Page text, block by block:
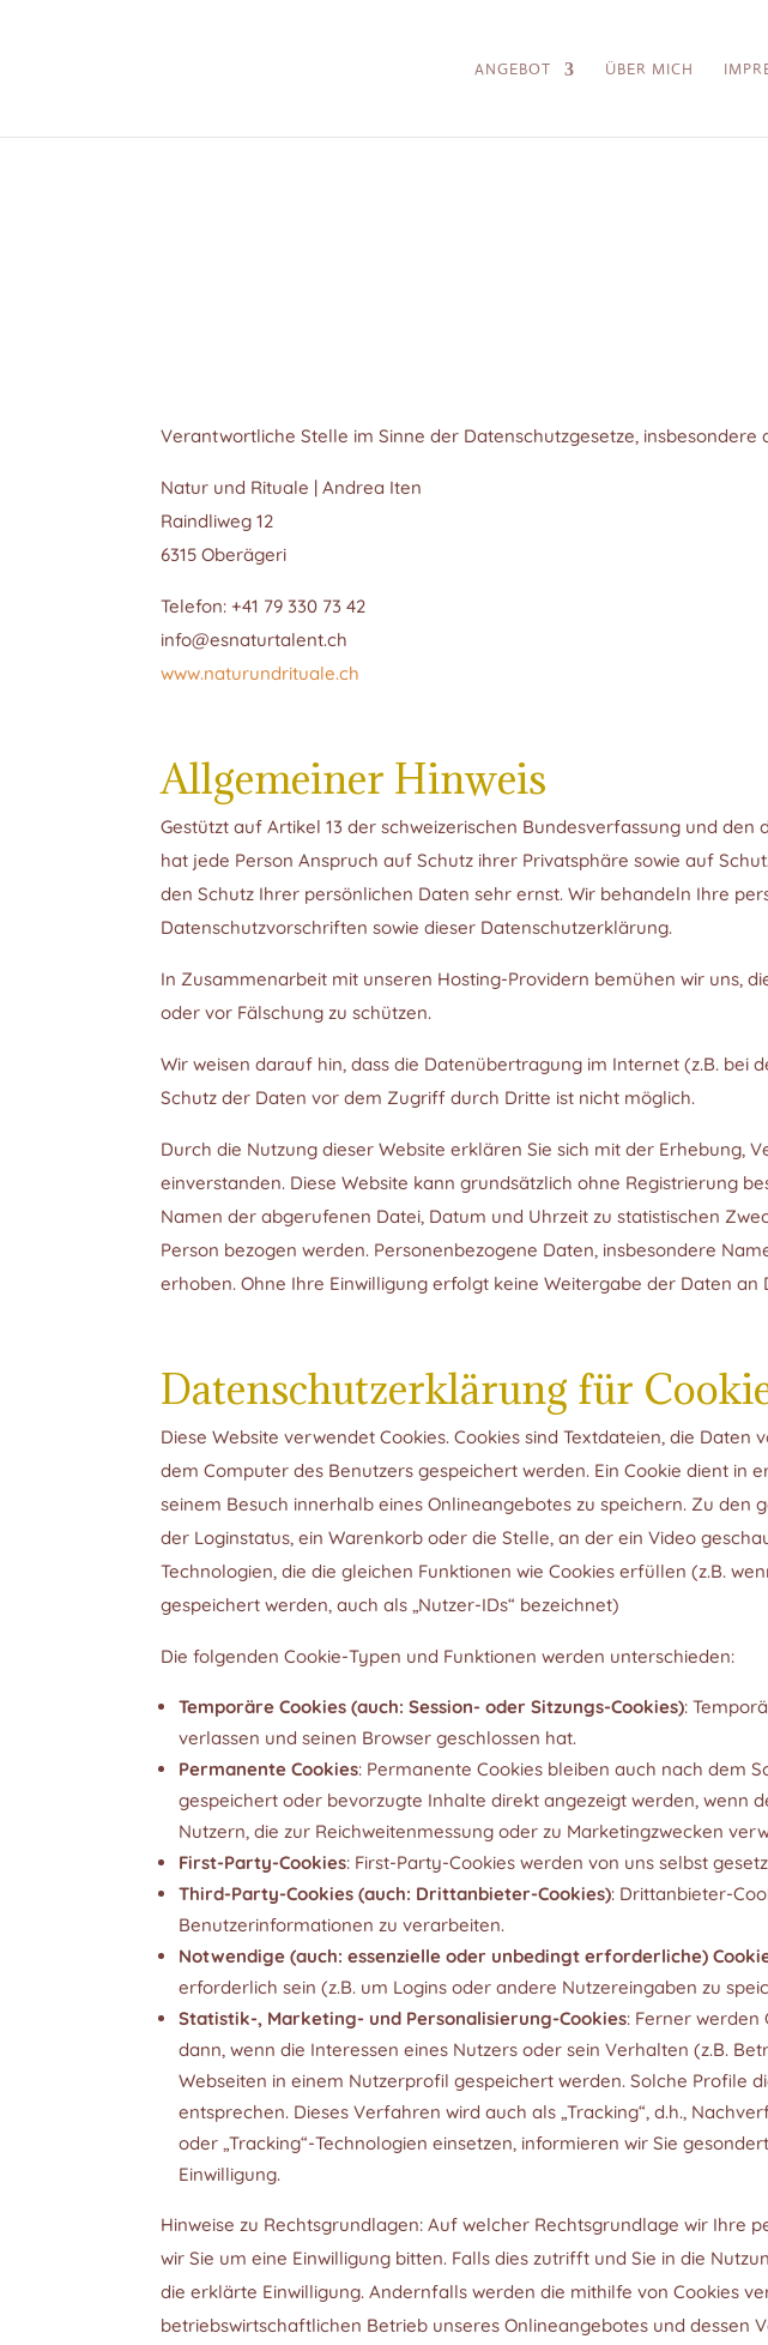
ANGEBOT ÜBER MICH
Verantwortliche Stelle im Sinne der Datenschutzgesetze, insbesondere
Natur und Rituale | Andrea Iten
Raindliweg 12
6315 Oberägeri
Telefon: +41 79 330 73 42
info@esnaturtalent.ch
www.naturundrituale.ch
Allgemeiner Hinweis
Gestützt auf Artikel 13 der schweizerischen Bundesverfassung und
hat jede Person Anspruch auf Schutz ihrer Privatsphäre sowie auf
den Schutz Ihrer persönlichen Daten sehr ernst. Wir behandeln Ihre
Datenschutzvorschriften sowie dieser Datenschutzerklärung.
In Zusammenarbeit mit unseren Hosting-Providern bemühen wir uns,
oder vor Fälschung zu schützen.
Wir weisen darauf hin, dass die Datenübertragung im Internet (z.B.
Schutz der Daten vor dem Zugriff durch Dritte ist nicht möglich.
Durch die Nutzung dieser Website erklären Sie sich mit der
einverstanden. Diese Website kann grundsätzlich ohne Registrierung
Namen der abgerufenen Datei, Datum und Uhrzeit zu statistischen
Person bezogen werden. Personenbezogene Daten, insbesondere
erhoben. Ohne Ihre Einwilligung erfolgt keine Weitergabe der Daten an
Datenschutzerklärung für
Diese Website verwendet Cookies. Cookies sind Textdateien, die
dem Computer des Benutzers gespeichert werden. Ein Cookie dient
seinem Besuch innerhalb eines Onlineangebotes zu speichern. Zu
der Loginstatus, ein Warenkorb oder die Stelle, an der ein Video
Technologien, die die gleichen Funktionen wie Cookies erfüllen (z.B.
gespeichert werden, auch als „Nutzer-IDs“ bezeichnet)
Die folgenden Cookie-Typen und Funktionen werden unterschieden:
Temporäre Cookies (auch: Session- oder Sitzungs-Cookies):
verlassen und seinen Browser geschlossen hat.
Permanente Cookies: Permanente Cookies bleiben auch nach dem
gespeichert oder bevorzugte Inhalte direkt angezeigt werden, wenn
Nutzern, die zur Reichweitenmessung oder zu Marketingzwecken
First-Party-Cookies: First-Party-Cookies werden von uns selbst
Third-Party-Cookies (auch: Drittanbieter-Cookies): Drittanbieter-
Benutzerinformationen zu verarbeiten.
Notwendige (auch: essenzielle oder unbedingt erforderliche)
erforderlich sein (z.B. um Logins oder andere Nutzereingaben zu
Statistik-, Marketing- und Personalisierung-Cookies: Ferner werden
dann, wenn die Interessen eines Nutzers oder sein Verhalten (z.B.
Webseiten in einem Nutzerprofil gespeichert werden. Solche Profile
entsprechen. Dieses Verfahren wird auch als „Tracking“, d.h.,
oder „Tracking“-Technologien einsetzen, informieren wir Sie
Einwilligung.
Hinweise zu Rechtsgrundlagen: Auf welcher Rechtsgrundlage wir Ihre
wir Sie um eine Einwilligung bitten. Falls dies zutrifft und Sie in die
die erklärte Einwilligung. Andernfalls werden die mithilfe von Cookies
betriebswirtschaftlichen Betrieb unseres Onlineangebotes und dessen